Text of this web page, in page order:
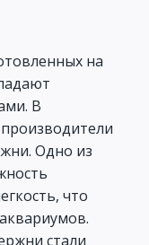
на
В
Одно из
что
стали